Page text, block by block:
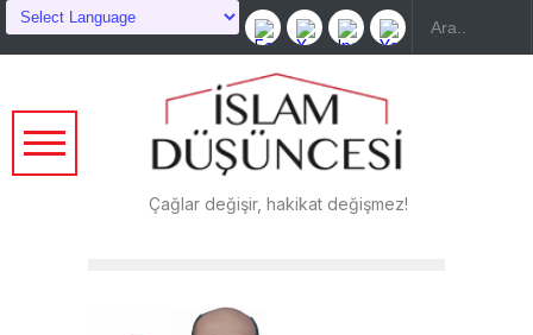
Çağlar değişir, hakikat değişmez!